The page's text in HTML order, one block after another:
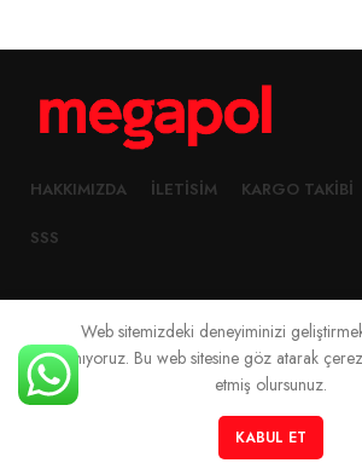
HAKKIMIZDA İLETISIM KARGO TAKIBI
SSS
2023 Created ByMegapol
Web sitemizdeki deneyiminizi
kullanıyoruz. Bu web sitesine göz atarak çerez
etmiş olursunuz.
KABUL ET